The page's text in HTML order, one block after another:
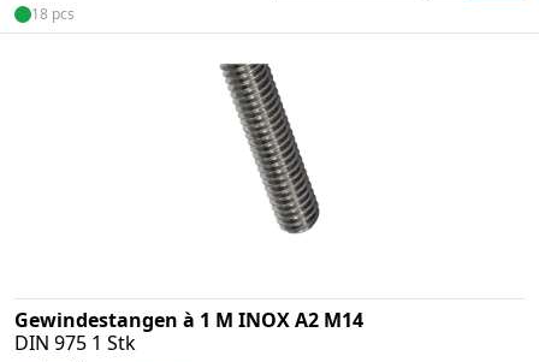
18 pcs
Gewindestangen à 1 M INOX A2 M14
DIN 975 1 Stk